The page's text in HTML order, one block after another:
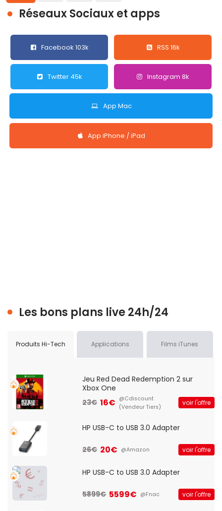
Réseaux Sociaux et apps
Facebook 103k RSS 16k
Twitter 45k Instagram 8k
App Mac
App iPhone / iPad
Les bons plans live 24h/24
Produits Hi-Tech Applications Films iTunes
Jeu Red Dead Redemption 2 sur
Xbox One
23€ 16€ @Cdiscount
(Vendeur Tiers)
voir l'offre
HP USB-C to USB 3.0 Adapter
26€ 20€ @Amazon voir l'offre
HP USB-C to USB 3.0 Adapter
5899€ 5599€ @Fnac voir l'offre